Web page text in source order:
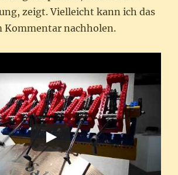
zeigt. Vielleicht kann ich das
Kommentar nachholen.